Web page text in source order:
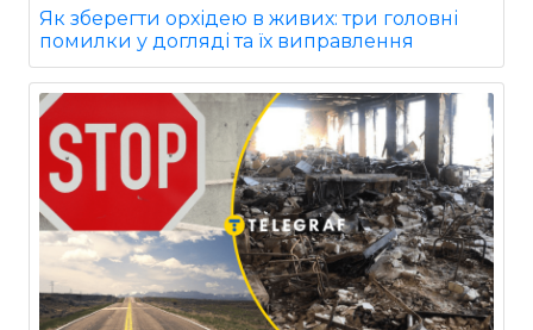
Як зберегти орхідею в живих: три головні
помилки у догляді та їх виправлення